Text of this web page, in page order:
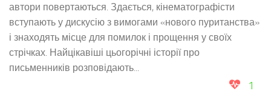
автори повертаються. Здається, кінематографісти
вступають у дискусію з вимогами «нового пуританства»
і знаходять місце для помилок і прощення у своїх
стрічках. Найцікавіші цьогорічні історії про
письменників розповідають...
1